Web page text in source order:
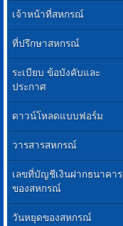
เจ้าหน้าที่สหกรณ์
ที่ปรึกษาสหกรณ์
ระเบียบ ข้อบังคับและ
ประกาศ
ดาวน์โหลดแบบฟอร์ม
วารสารสหกรณ์
เลขที่บัญชีเงินฝากธนาคาร
ของสหกรณ์
วันหยุดของสหกรณ์